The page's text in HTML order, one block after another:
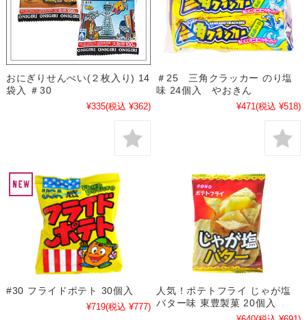
おにぎりせんべい(２枚入り) 14
袋入 ＃30
¥335(税込 ¥362)
＃25 三角クラッカー のり塩
味 24個入 やおきん
¥471(税込 ¥518)
#30 フライドポテト 30個入
¥719(税込 ¥777)
人気！ポテトフライ じゃが塩
バター味 東豊製菓 20個入